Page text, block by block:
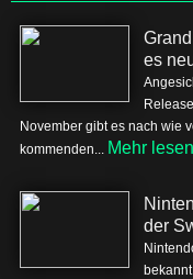
es
November gibt es nach wie
kommenden... Mehr lesen
der